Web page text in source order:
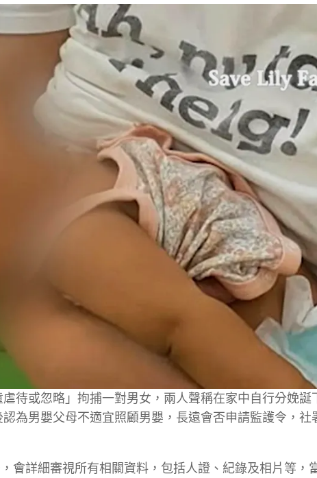
待或忽略」拘捕一對男女，兩人聲稱在家中自行分娩
為男嬰父母不適宜照顧男嬰，長遠會否申請監護令，
會詳細審視所有相關資料，包括人證、紀錄及相片等，